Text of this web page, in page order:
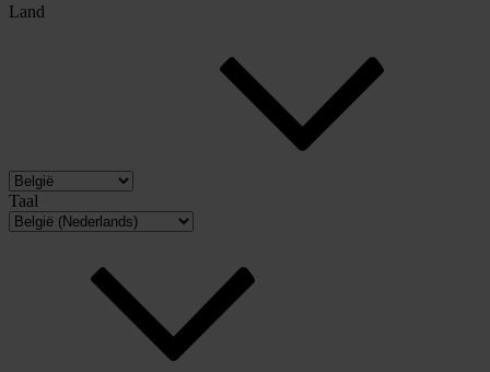
Land
Taal